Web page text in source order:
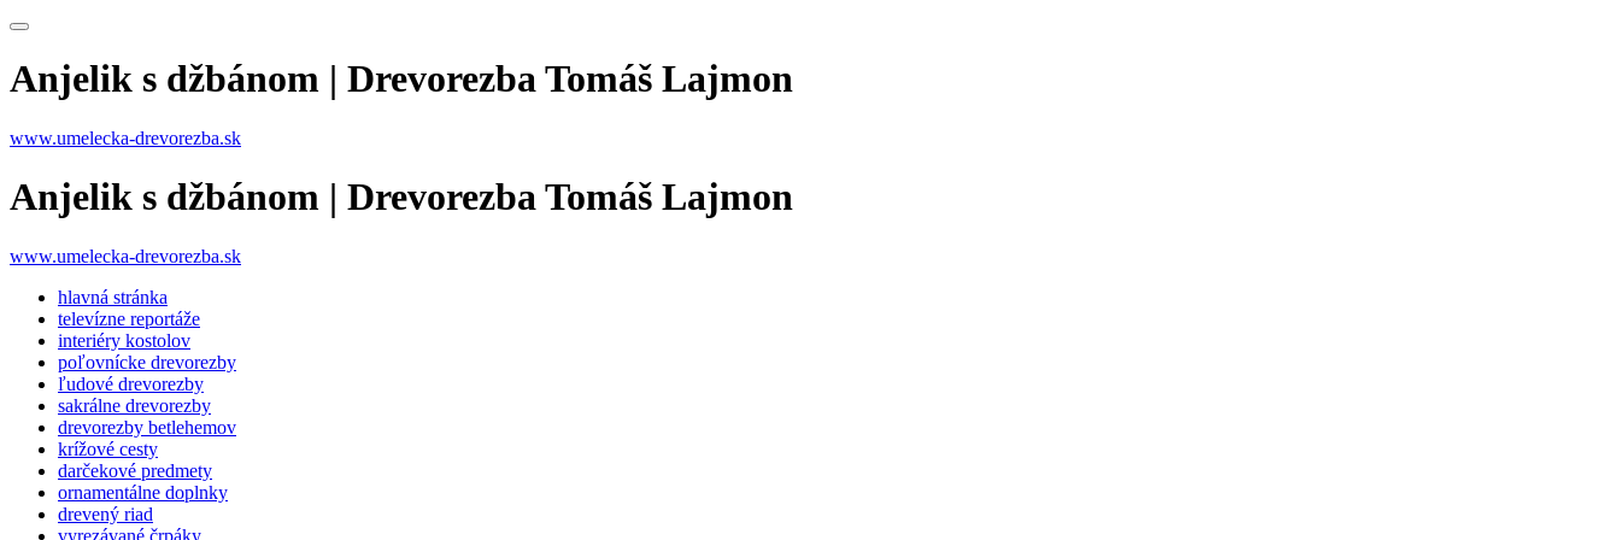
Anjelik s džbánom | Drevorezba Tomáš Lajmon
www.umelecka-drevorezba.sk
Anjelik s džbánom | Drevorezba Tomáš Lajmon
www.umelecka-drevorezba.sk
hlavná stránka
televízne reportáže
interiéry kostolov
poľovnícke drevorezby
ľudové drevorezby
sakrálne drevorezby
drevorezby betlehemov
krížové cesty
darčekové predmety
ornamentálne doplnky
drevený riad
vyrezávané črpáky